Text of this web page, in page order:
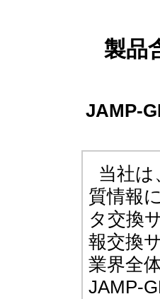
製品
JAMP-
当社
質情報
タ交換
報交換
業界全
JAMP-